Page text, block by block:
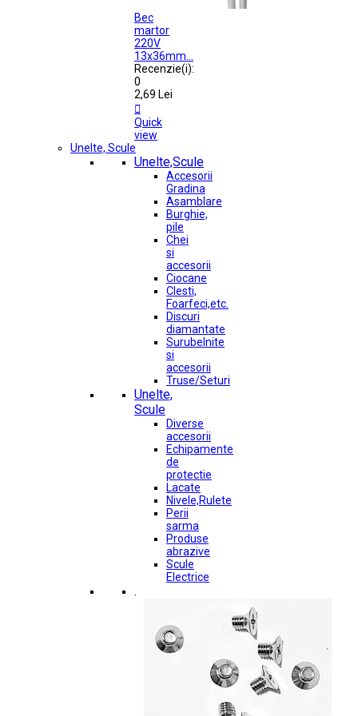
Bec
martor
220V
13x36mm...
Recenzie(i):
0
2,69 Lei

Quick
view
Unelte, Scule
Unelte,Scule
Accesorii
Gradina
Asamblare
Burghie,
pile
Chei
si
accesorii
Ciocane
Clesti,
Foarfeci,etc.
Discuri
diamantate
Surubelnite
si
accesorii
Truse/Seturi
Unelte,
Scule
Diverse
accesorii
Echipamente
de
protectie
Lacate
Nivele,Rulete
Perii
sarma
Produse
abrazive
Scule
Electrice
.